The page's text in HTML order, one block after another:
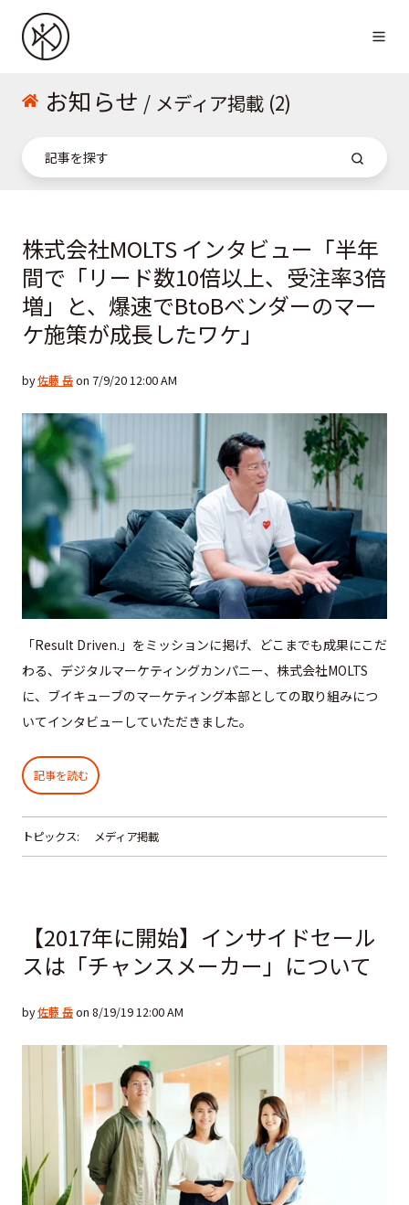
お知らせ / メディア掲載 (2)
株式会社MOLTS インタビュー「半年
間で「リード数10倍以上、受注率3倍
増」と、爆速でBtoBベンダーのマー
ケ施策が成長したワケ」
by佐藤 岳on 7/9/20 12:00 AM
「Result Driven.」をミッションに掲げ、どこまでも成果にこだ
わる、デジタルマーケティングカンパニー、株式会社MOLTS
に、ブイキューブのマーケティング本部としての取り組みにつ
いてインタビューしていただきました。
記事を読む
トピックス: メディア掲載
【2017年に開始】インサイドセール
スは「チャンスメーカー」について
by佐藤 岳on 8/19/19 12:00 AM